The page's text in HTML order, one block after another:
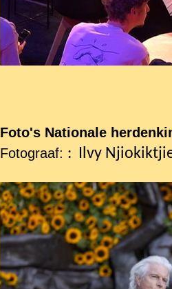
Foto's Nationale
Fotograaf: : Ilvy